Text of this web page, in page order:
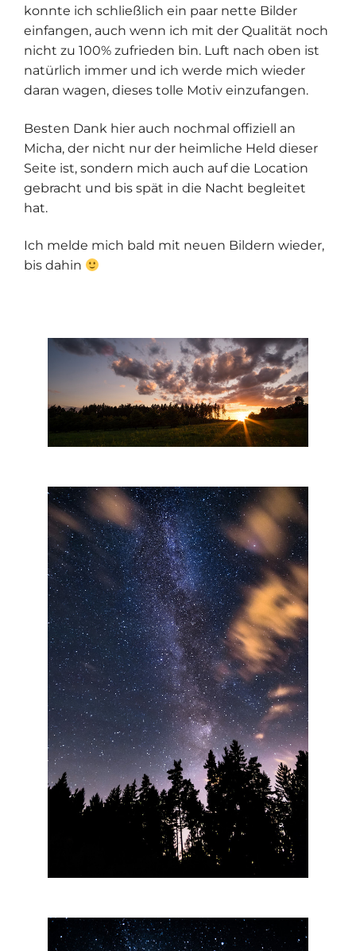
konnte ich schließlich ein paar nette Bilder
einfangen, auch wenn ich mit der Qualität noch
nicht zu 100% zufrieden bin. Luft nach oben ist
natürlich immer und ich werde mich wieder
daran wagen, dieses tolle Motiv einzufangen.
Besten Dank hier auch nochmal offiziell an
Micha, der nicht nur der heimliche Held dieser
Seite ist, sondern mich auch auf die Location
gebracht und bis spät in die Nacht begleitet
hat.
Ich melde mich bald mit neuen Bildern wieder,
bis dahin